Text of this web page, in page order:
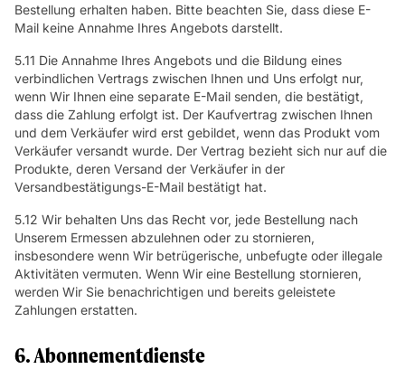
Bestellung erhalten haben. Bitte beachten Sie, dass diese E-
Mail keine Annahme Ihres Angebots darstellt.
5.11 Die Annahme Ihres Angebots und die Bildung eines
verbindlichen Vertrags zwischen Ihnen und Uns erfolgt nur,
wenn Wir Ihnen eine separate E-Mail senden, die bestätigt,
dass die Zahlung erfolgt ist. Der Kaufvertrag zwischen Ihnen
und dem Verkäufer wird erst gebildet, wenn das Produkt vom
Verkäufer versandt wurde. Der Vertrag bezieht sich nur auf die
Produkte, deren Versand der Verkäufer in der
Versandbestätigungs-E-Mail bestätigt hat.
5.12 Wir behalten Uns das Recht vor, jede Bestellung nach
Unserem Ermessen abzulehnen oder zu stornieren,
insbesondere wenn Wir betrügerische, unbefugte oder illegale
Aktivitäten vermuten. Wenn Wir eine Bestellung stornieren,
werden Wir Sie benachrichtigen und bereits geleistete
Zahlungen erstatten.
6. Abonnementdienste